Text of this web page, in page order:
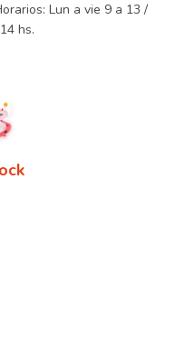
Lun a vie 9 a 13 /
hs.